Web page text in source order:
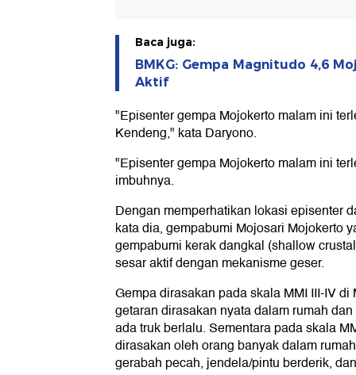
Baca juga:
BMKG: Gempa Magnitudo 4,6
Aktif
"Episenter gempa Mojokerto malam ini
Kendeng," kata Daryono.
"Episenter gempa Mojokerto malam ini
imbuhnya.
Dengan memperhatikan lokasi episenter
kata dia, gempabumi Mojosari Mojokerto
gempabumi kerak dangkal (shallow
sesar aktif dengan mekanisme geser.
Gempa dirasakan pada skala MMI III-IV
getaran dirasakan nyata dalam rumah
ada truk berlalu. Sementara pada skala
dirasakan oleh orang banyak dalam
gerabah pecah, jendela/pintu berderik,